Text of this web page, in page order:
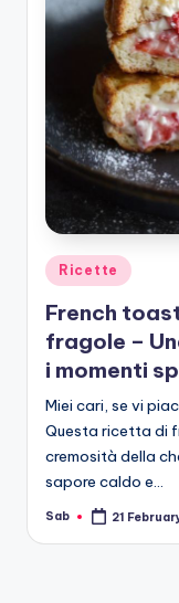
Posted
in
Ricette
French
fragole –
i momenti
Miei cari, se vi
Questa ricetta di
cremosità della
sapore caldo e…
Posted
Sab 21